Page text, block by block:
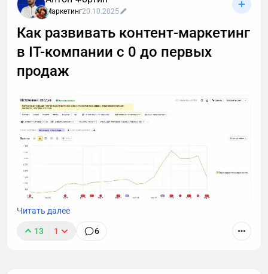
Москве.Маркетинг20.10.2025
Как развивать контент-маркетинг
в IT-компании с 0 до первых
продаж
Работая маркетологом в компании, которая
занималась IT-аутсорсом я начал строить
Читать далее
13 1 6